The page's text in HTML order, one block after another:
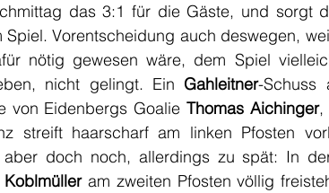
das 3:1 für die Gäste, und sorgt
Vorentscheidung auch deswegen,
nötig gewesen wäre, dem Spiel
nicht gelingt. Ein Gahleitner-Schuss
von Eidenbergs Goalie Thomas Aichinger
streift haarscharf am linken Pfosten
doch noch, allerdings zu spät: In
Koblmüller am zweiten Pfosten völlig